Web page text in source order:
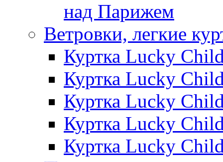
над Парижем
Ветровки, легкие
Куртка Lucky
Куртка Lucky
Куртка Lucky
Куртка Lucky
Куртка Lucky